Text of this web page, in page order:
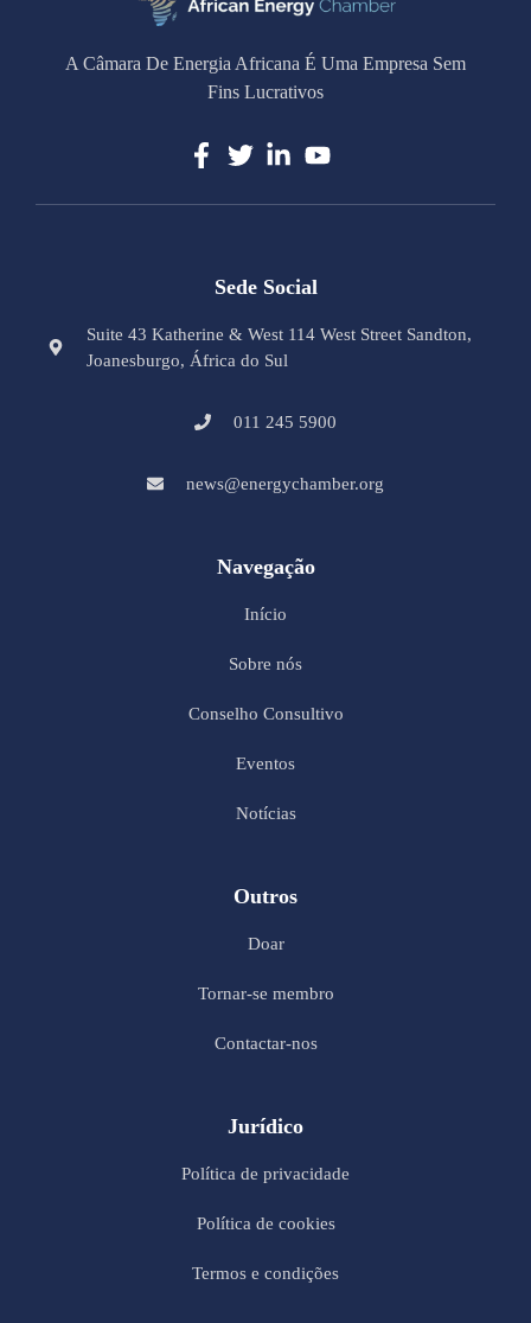
A Câmara De Energia Africana É Uma Empresa Sem
Fins Lucrativos
Sede Social
Suite 43 Katherine & West 114 West Street Sandton,
Joanesburgo, África do Sul
011 245 5900
news@energychamber.org
Navegação
Início
Sobre nós
Conselho Consultivo
Eventos
Notícias
Outros
Doar
Tornar-se membro
Contactar-nos
Jurídico
Política de privacidade
Política de cookies
Termos e condições